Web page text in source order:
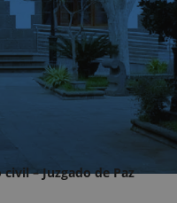
civil – Juzgado de Paz